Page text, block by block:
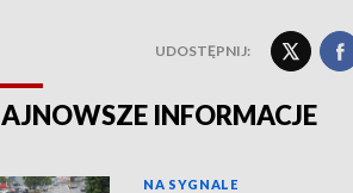
UDOSTĘPNIJ:
INFORMACJE
NA SYGNALE